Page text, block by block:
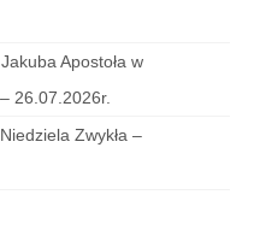
Apostoła w
26.07.2026r.
Zwykła –